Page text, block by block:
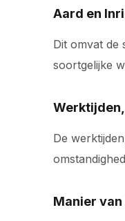
Aard en
Dit omvat de
soortgelijke
De
Manier